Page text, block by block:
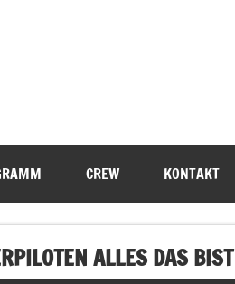
CREW KONTAKT
ALLES DAS